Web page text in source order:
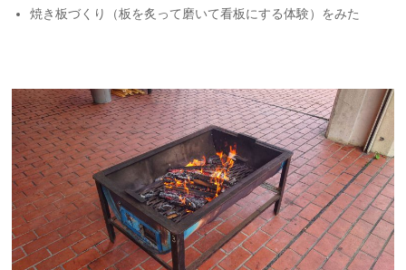
焼き板づくり（板を炙って磨いて看板にする体験）をみた